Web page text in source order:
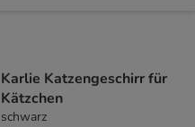
Karlie Katzengeschirr für
Kätzchen
schwarz